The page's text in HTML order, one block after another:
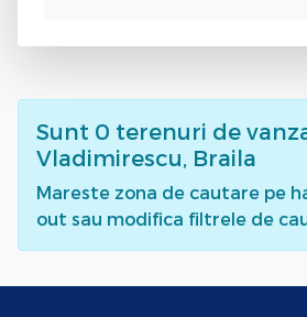
Sunt 0 terenuri de
Vladimirescu, Braila
Mareste zona de cautare pe
out sau modifica filtrele de